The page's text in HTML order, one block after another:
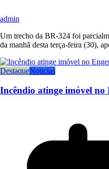
admin
Um trecho da BR-324 foi
da manhã desta terça-feira (30),
DestaqueNoticias
Incêndio atinge imóvel no